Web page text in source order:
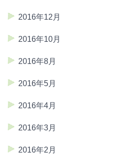
2016年12月
2016年10月
2016年8月
2016年5月
2016年4月
2016年3月
2016年2月